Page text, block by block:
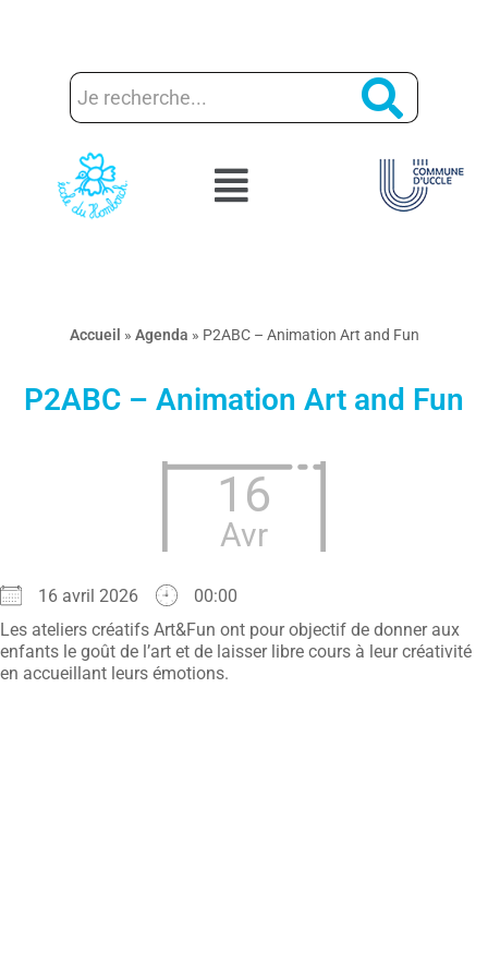
contenu
Accueil » Agenda » P2ABC – Animation Art and Fun
P2ABC – Animation Art and Fun
16
Avr
16 avril 2026
00:00
Les ateliers créatifs Art&Fun ont pour objectif de donner aux
enfants le goût de l’art et de laisser libre cours à leur créativité
en accueillant leurs émotions.